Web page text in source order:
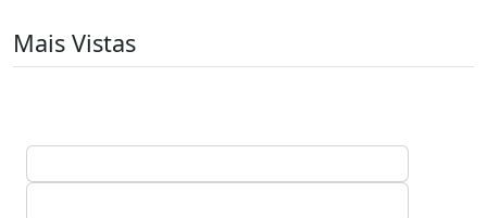
Mais Vistas